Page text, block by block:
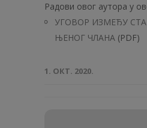
Радови овог аутора у
УГОВОР ИЗМЕЂУ
ЊЕНОГ ЧЛАНА (PDF)
1. ОКТ. 2020.